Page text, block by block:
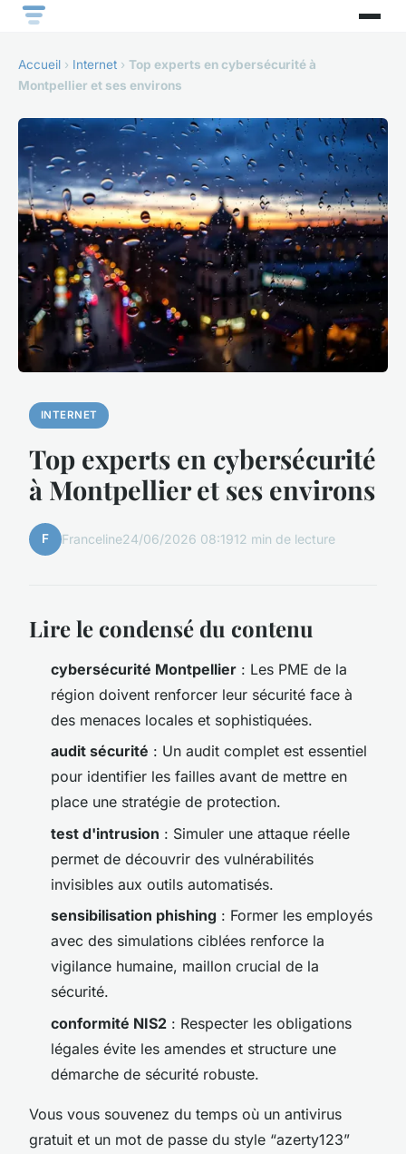
Accueil › Internet › Top experts en cybersécurité à
Montpellier et ses environs
INTERNET
Top experts en cybersécurité
à Montpellier et ses environs
F Franceline24/06/2026 08:1912 min de lecture
Lire le condensé du contenu
cybersécurité Montpellier : Les PME de la
région doivent renforcer leur sécurité face à
des menaces locales et sophistiquées.
audit sécurité : Un audit complet est essentiel
pour identifier les failles avant de mettre en
place une stratégie de protection.
test d'intrusion : Simuler une attaque réelle
permet de découvrir des vulnérabilités
invisibles aux outils automatisés.
sensibilisation phishing : Former les employés
avec des simulations ciblées renforce la
vigilance humaine, maillon crucial de la
sécurité.
conformité NIS2 : Respecter les obligations
légales évite les amendes et structure une
démarche de sécurité robuste.
Vous vous souvenez du temps où un antivirus
gratuit et un mot de passe du style “azerty123”